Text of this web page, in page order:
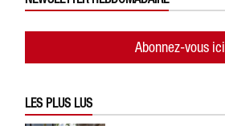
Abonnez-vous ici
LES PLUS LUS